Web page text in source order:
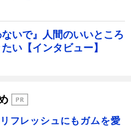
いで』人間のいいところ
い【インタビュー】
フレッシュにもガムを愛